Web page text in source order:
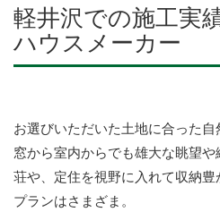
軽井沢での施工実
ハウスメーカー
お選びいただいた土地に合った
窓から室内からでも雄大な眺望
荘や、定住を視野に入れて収納
プランはさまざま。